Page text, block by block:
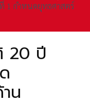
1 กำหนดยุทธศาสตร์
20 ปี
น